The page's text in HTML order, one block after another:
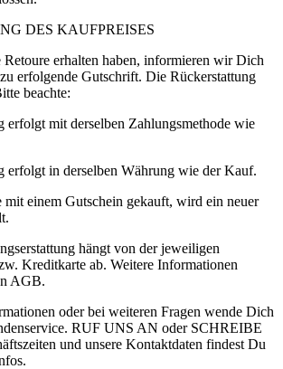
DES KAUFPREISES
erhalten haben, informieren wir Dich
erfolgende Gutschrift. Die Rückerstattung
beachte:
erfolgt mit derselben Zahlungsmethode wie
erfolgt in derselben Währung wie der Kauf.
mit einem Gutschein gekauft, wird ein neuer
hängt von der jeweiligen
Kreditkarte ab. Weitere Informationen
AGB.
oder bei weiteren Fragen wende Dich
RUF UNS AN oder SCHREIBE
und unsere Kontaktdaten findest Du